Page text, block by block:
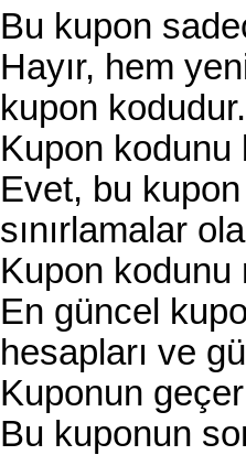
Bu kupon
Hayır, hem
kupon kodudur.
Kupon kodunu
Evet, bu
sınırlamalar
Kupon kodunu
En güncel
hesapları ve
Kuponun
Bu kuponun